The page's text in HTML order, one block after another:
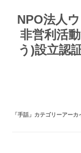
テ
ンNPO法人
非営利活
う)設立認
「手話 」カテゴリーアーカ